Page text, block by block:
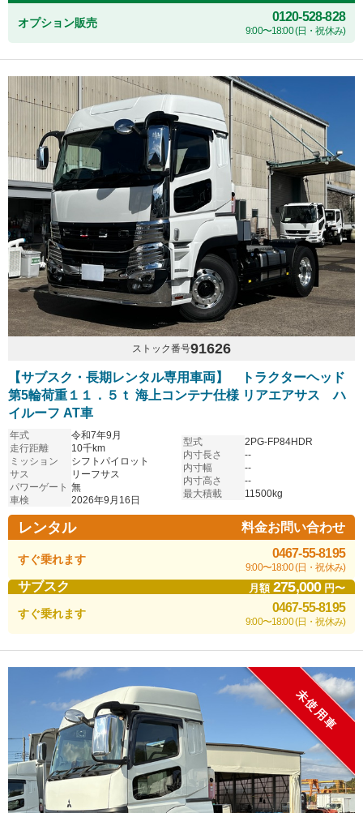
オプション販売 0120-528-828
9:00〜18:00 (日・祝休み)
ストック番号91626
【サブスク・長期レンタル専用車両】 トラクターヘッド
第5輪荷重１１．５ｔ 海上コンテナ仕様 リアエアサス ハ
イルーフ AT車
年式
令和7年9月
走行距離
10千km
ミッション
シフトパイロット
サス
リーフサス
パワーゲート 無
車検
2026年9月16日
型式
2PG-FP84HDR
内寸長さ
--
内寸幅
--
内寸高さ
--
最大積載
11500kg
レンタル 料金お問い合わせ
すぐ乗れます 0467-55-8195
9:00〜18:00 (日・祝休み)
サブスク 月額275,000円〜
すぐ乗れます 0467-55-8195
9:00〜18:00 (日・祝休み)
未使用車